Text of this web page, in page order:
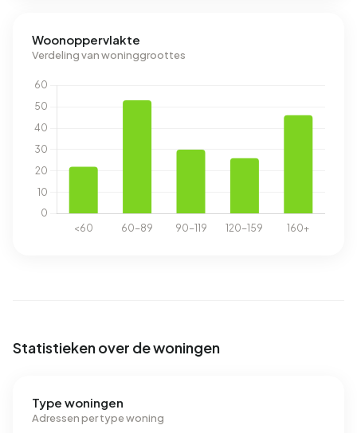
Woonoppervlakte
Verdeling van woninggroottes
Statistieken over de woningen
Type woningen
Adressen per type woning